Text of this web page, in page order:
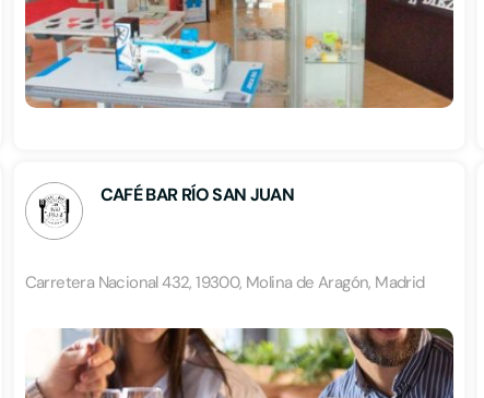
CAFÉ BAR RÍO SAN JUAN
Carretera Nacional 432, 19300, Molina de Aragón, Madrid